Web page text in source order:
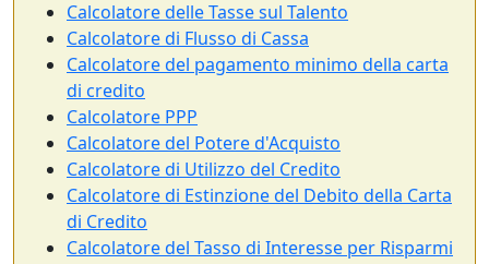
Calcolatore delle Tasse sul Talento
Calcolatore di Flusso di Cassa
Calcolatore del pagamento minimo della carta
di credito
Calcolatore PPP
Calcolatore del Potere d'Acquisto
Calcolatore di Utilizzo del Credito
Calcolatore di Estinzione del Debito della Carta
di Credito
Calcolatore del Tasso di Interesse per Risparmi